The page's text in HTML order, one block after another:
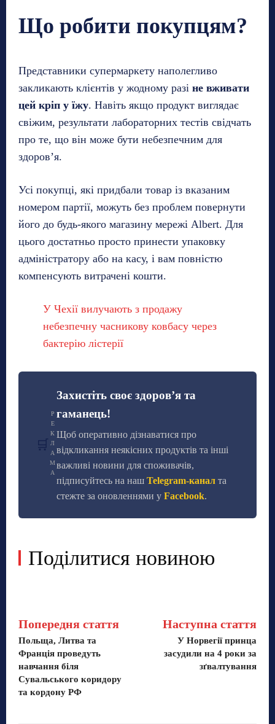
Що робити покупцям?
Представники супермаркету наполегливо
закликають клієнтів у жодному разі не вживати
цей кріп у їжу. Навіть якщо продукт виглядає
свіжим, результати лабораторних тестів свідчать
про те, що він може бути небезпечним для
здоров’я.
Усі покупці, які придбали товар із вказаним
номером партії, можуть без проблем повернути
його до будь-якого магазину мережі Albert. Для
цього достатньо просто принести упаковку
адміністратору або на касу, і вам повністю
компенсують витрачені кошти.
У Чехії вилучають з продажу
небезпечну часникову ковбасу через
бактерію лістерії
🛒
Р
Е
К
Л
А
М
А
Захистіть своє здоров’я та
гаманець!
Щоб оперативно дізнаватися про
відкликання неякісних продуктів та інші
важливі новини для споживачів,
підписуйтесь на наш Telegram-каналта
стежте за оновленнями у Facebook.
Поділитися новиною
Попередня стаття
Польща, Литва та
Франція проведуть
навчання біля
Сувальського коридору
та кордону РФ
Наступна стаття
У Норвегії принца
засудили на 4 роки за
зґвалтування